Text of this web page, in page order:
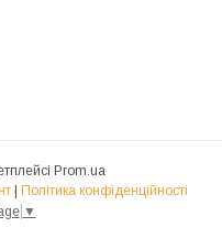
Prom.ua
| Політика конфіденційності
▼